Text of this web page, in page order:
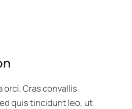
orci. Cras convallis
quis tincidunt leo, ut